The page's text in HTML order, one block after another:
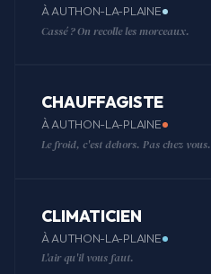
À AUTHON-LA-PLAINE
Cassé ? On recolle les morceaux.
CHAUFFAGISTE
À AUTHON-LA-PLAINE
Le froid, c'est dehors. Pas chez vous.
CLIMATICIEN
À AUTHON-LA-PLAINE
L'air qu'il vous faut.